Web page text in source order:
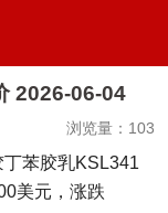
2026-06-04
浏览量：103
丁苯胶乳KSL341
美元，涨跌